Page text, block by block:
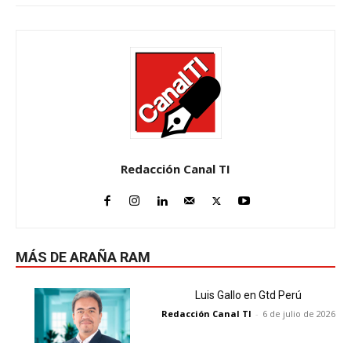
Redacción Canal TI
MÁS DE ARAÑA RAM
Luis Gallo en Gtd Perú
Redacción Canal TI - 6 de julio de 2026